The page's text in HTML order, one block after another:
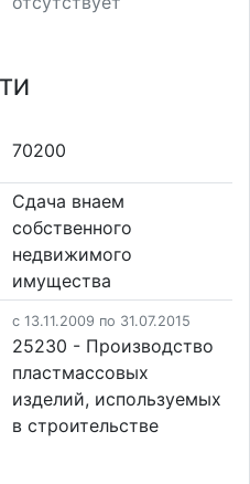
70200
Сдача внаем
собственного
недвижимого
имущества
c 13.11.2009 по 31.07.2015
25230 - Производство
пластмассовых
изделий, используемых
в строительстве